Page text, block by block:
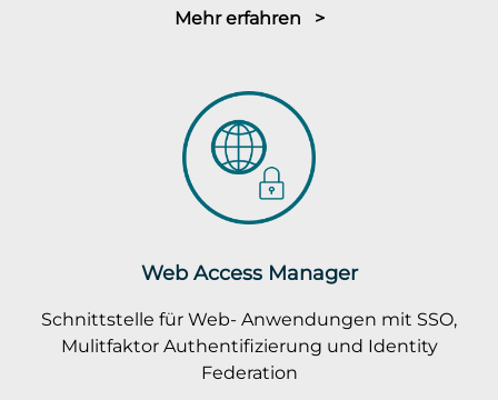
Mehr erfahren >
Web Access Manager
Schnittstelle für Web- Anwendungen mit SSO,
Mulitfaktor Authentifizierung und Identity
Federation